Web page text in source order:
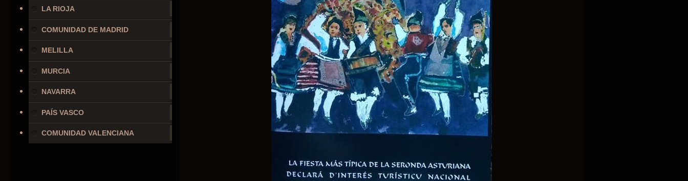
LA RIOJA
COMUNIDAD DE MADRID
MELILLA
MURCIA
NAVARRA
PAÍS VASCO
COMUNIDAD VALENCIANA